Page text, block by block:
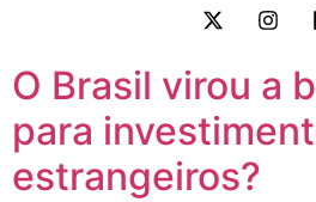
O Brasil virou a
para
estrangeiros?